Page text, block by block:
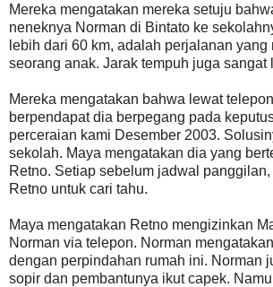
Mereka mengatakan mereka setuju
neneknya Norman di Bintato ke
lebih dari 60 km, adalah perjalanan
seorang anak. Jarak tempuh juga sangat
Mereka mengatakan bahwa lewat
berpendapat dia berpegang pada
perceraian kami Desember 2003.
sekolah. Maya mengatakan dia yang
Retno. Setiap sebelum jadwal
Retno untuk cari tahu.
Maya mengatakan Retno mengizinkan
Norman via telepon. Norman
dengan perpindahan rumah ini. Norman
sopir dan pembantunya ikut capek.